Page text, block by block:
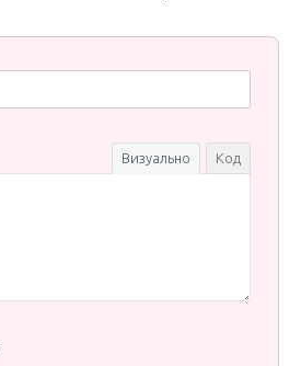
Визуально Код